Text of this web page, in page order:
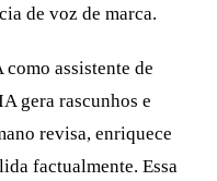
de voz de marca.
assistente de
gera rascunhos e
revisa, enriquece
factualmente. Essa